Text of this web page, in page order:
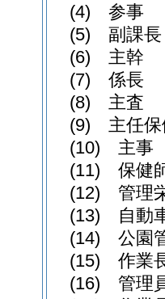
(4)
参事
(5)
副課長
(6)
主幹
(7)
係長
(8)
主査
(9)
主任
(10)
主事
(11)
保健
(12)
管理
(13)
自動
(14)
公園
(15)
作業
(16)
管理